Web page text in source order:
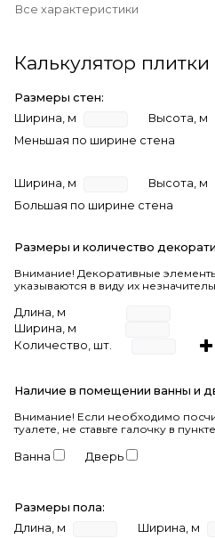
Все характеристики
Калькулятор плитки
Размеры стен:
Ширина, м
Высота, м
Меньшая по ширине стена
Ширина, м
Высота, м
Большая по ширине стена
Размеры и количество
Внимание! Декоративные
указываются в виду их
Длина, м
Ширина, м
Количество, шт.
Наличие в помещении ванны и
Внимание! Если необходимо
туалете, не ставьте галочку в
Ванна Дверь
Размеры пола:
Длина, м
Ширина, м